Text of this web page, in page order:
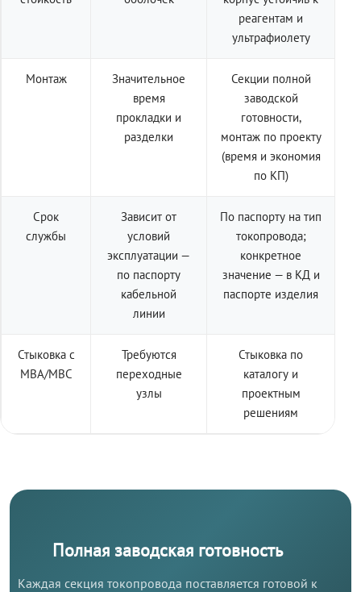
реагентам и
ультрафиолету
Монтаж
Значительное
время
прокладки и
разделки
Секции полной
заводской
готовности,
монтаж по проекту
(время и экономия
по КП)
Срок
службы
Зависит от
условий
эксплуатации —
по паспорту
кабельной
линии
По паспорту на тип
токопровода;
конкретное
значение — в КД и
паспорте изделия
Стыковка с
МВА/МВС
Требуются
переходные
узлы
Стыковка по
каталогу и
проектным
решениям
Полная заводская готовность
Каждая секция токопровода поставляется готовой к